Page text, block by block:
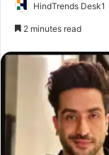
HindTrends Desk1
2 minutes read